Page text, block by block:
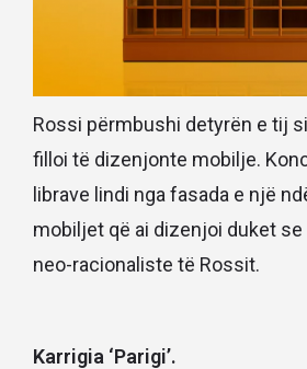
Rossi përmbushi detyrën e tij
filloi të dizenjonte mobilje.
librave lindi nga fasada e një
mobiljet që ai dizenjoi duket
neo-racionaliste të Rossit.
Karrigia ‘Parigi’.